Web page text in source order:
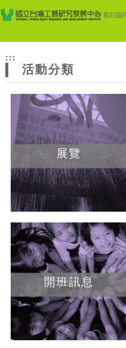
網
站
主
題
跳到主要內容
網站導覽
:::
活動分類
展覽
開班訊息